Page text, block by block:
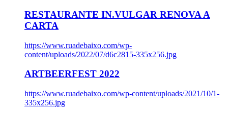
RESTAURANTE IN.VULGAR RENOVA A
CARTA
https://www.ruadebaixo.com/wp-
content/uploads/2022/07/d6c2815-335x256.jpg
ARTBEERFEST 2022
https://www.ruadebaixo.com/wp-content/uploads/2021/10/1-
335x256.jpg